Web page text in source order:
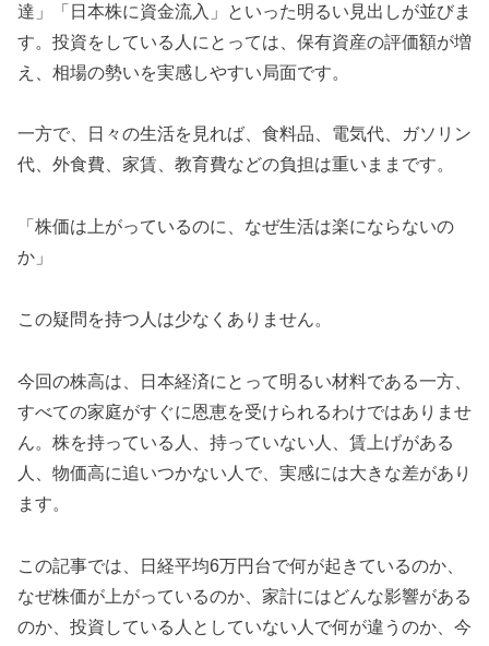
達」「日本株に資金流入」といった明るい見出しが並びま
す。投資をしている人にとっては、保有資産の評価額が増
え、相場の勢いを実感しやすい局面です。
一方で、日々の生活を見れば、食料品、電気代、ガソリン
代、外食費、家賃、教育費などの負担は重いままです。
「株価は上がっているのに、なぜ生活は楽にならないの
か」
この疑問を持つ人は少なくありません。
今回の株高は、日本経済にとって明るい材料である一方、
すべての家庭がすぐに恩恵を受けられるわけではありませ
ん。株を持っている人、持っていない人、賃上げがある
人、物価高に追いつかない人で、実感には大きな差があり
ます。
この記事では、日経平均6万円台で何が起きているのか、
なぜ株価が上がっているのか、家計にはどんな影響がある
のか、投資している人としていない人で何が違うのか、今